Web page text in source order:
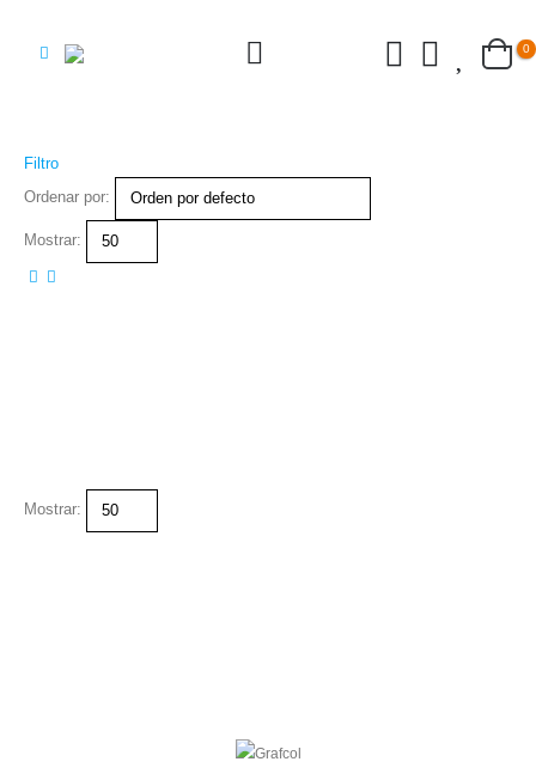
0
Filtro
Ordenar por:
Mostrar:
Mostrar: